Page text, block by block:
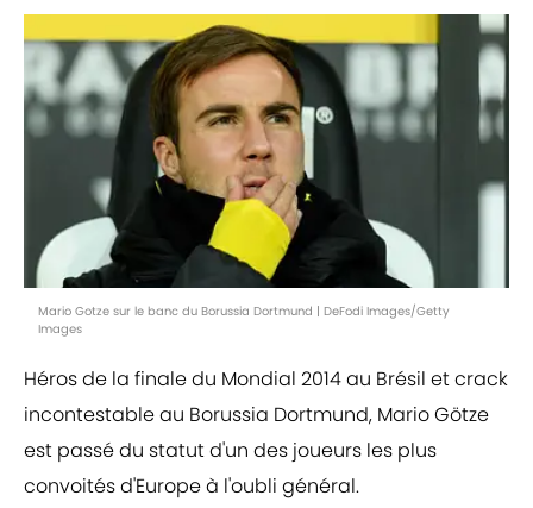
Mario Gotze sur le banc du Borussia Dortmund | DeFodi Images/Getty
Images
Héros de la finale du Mondial 2014 au Brésil et crack
incontestable au Borussia Dortmund, Mario Götze
est passé du statut d'un des joueurs les plus
convoités d'Europe à l'oubli général.